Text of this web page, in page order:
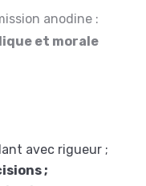
anodine :
et morale
avec rigueur ;
;